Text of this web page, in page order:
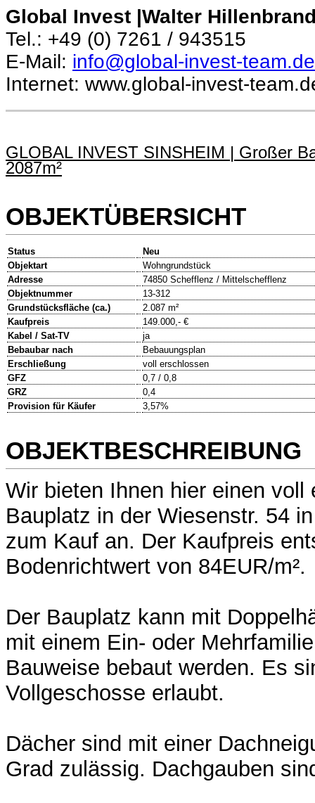
Global Invest |Walter
Tel.: +49 (0) 7261 / 943515
E-Mail: info@global-invest-team.de
Internet: www.global-invest-
GLOBAL INVEST SINSHEIM | Großer
2087m²
OBJEKTÜBERSICHT
Status
Neu
Objektart
Wohngrundstück
Adresse
74850 Schefflenz / Mittelschefflenz
Objektnummer
13-312
Grundstücksfläche (ca.)
2.087 m²
Kaufpreis
149.000,- €
Kabel / Sat-TV
ja
Bebaubar nach
Bebauungsplan
Erschließung
voll erschlossen
GFZ
0,7 / 0,8
GRZ
0,4
Provision für Käufer
3,57%
OBJEKTBESCHREIBUNG
Wir bieten Ihnen hier einen voll
Bauplatz in der Wiesenstr. 54
zum Kauf an. Der Kaufpreis
Bodenrichtwert von 84EUR/m².
Der Bauplatz kann mit
mit einem Ein- oder
Bauweise bebaut werden. Es
Vollgeschosse erlaubt.
Dächer sind mit einer
Grad zulässig. Dachgauben